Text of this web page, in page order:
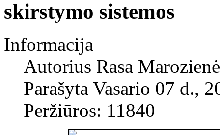
skirstymo sistemos
Informacija
Autorius Rasa Marozienė
Parašyta Vasario 07 d.,
Peržiūros: 11840